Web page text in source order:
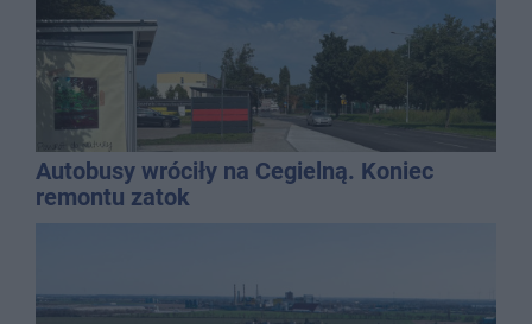
Autobusy wróciły na Cegielną. Koniec
remontu zatok